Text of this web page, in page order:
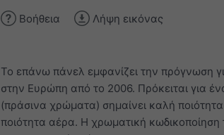
Βοήθεια Λήψη εικόνας
Το επάνω πάνελ εμφανίζει την πρόγνωση
στην Ευρώπη από το 2006. Πρόκειται για
(πράσινα χρώματα) σημαίνει καλή
ποιότητα αέρα. Η χρωματική